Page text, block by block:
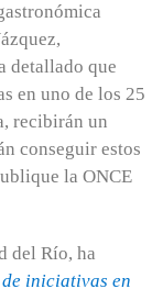
detallado que
en uno de los 25
recibirán un
conseguir estos
la ONCE
del Río, ha
iniciativas en